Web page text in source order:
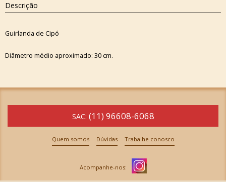
Descrição
Guirlanda de Cipó
Diâmetro médio aproximado: 30 cm.
SAC: (11) 96608-6068
Quem somos Dúvidas Trabalhe conosco